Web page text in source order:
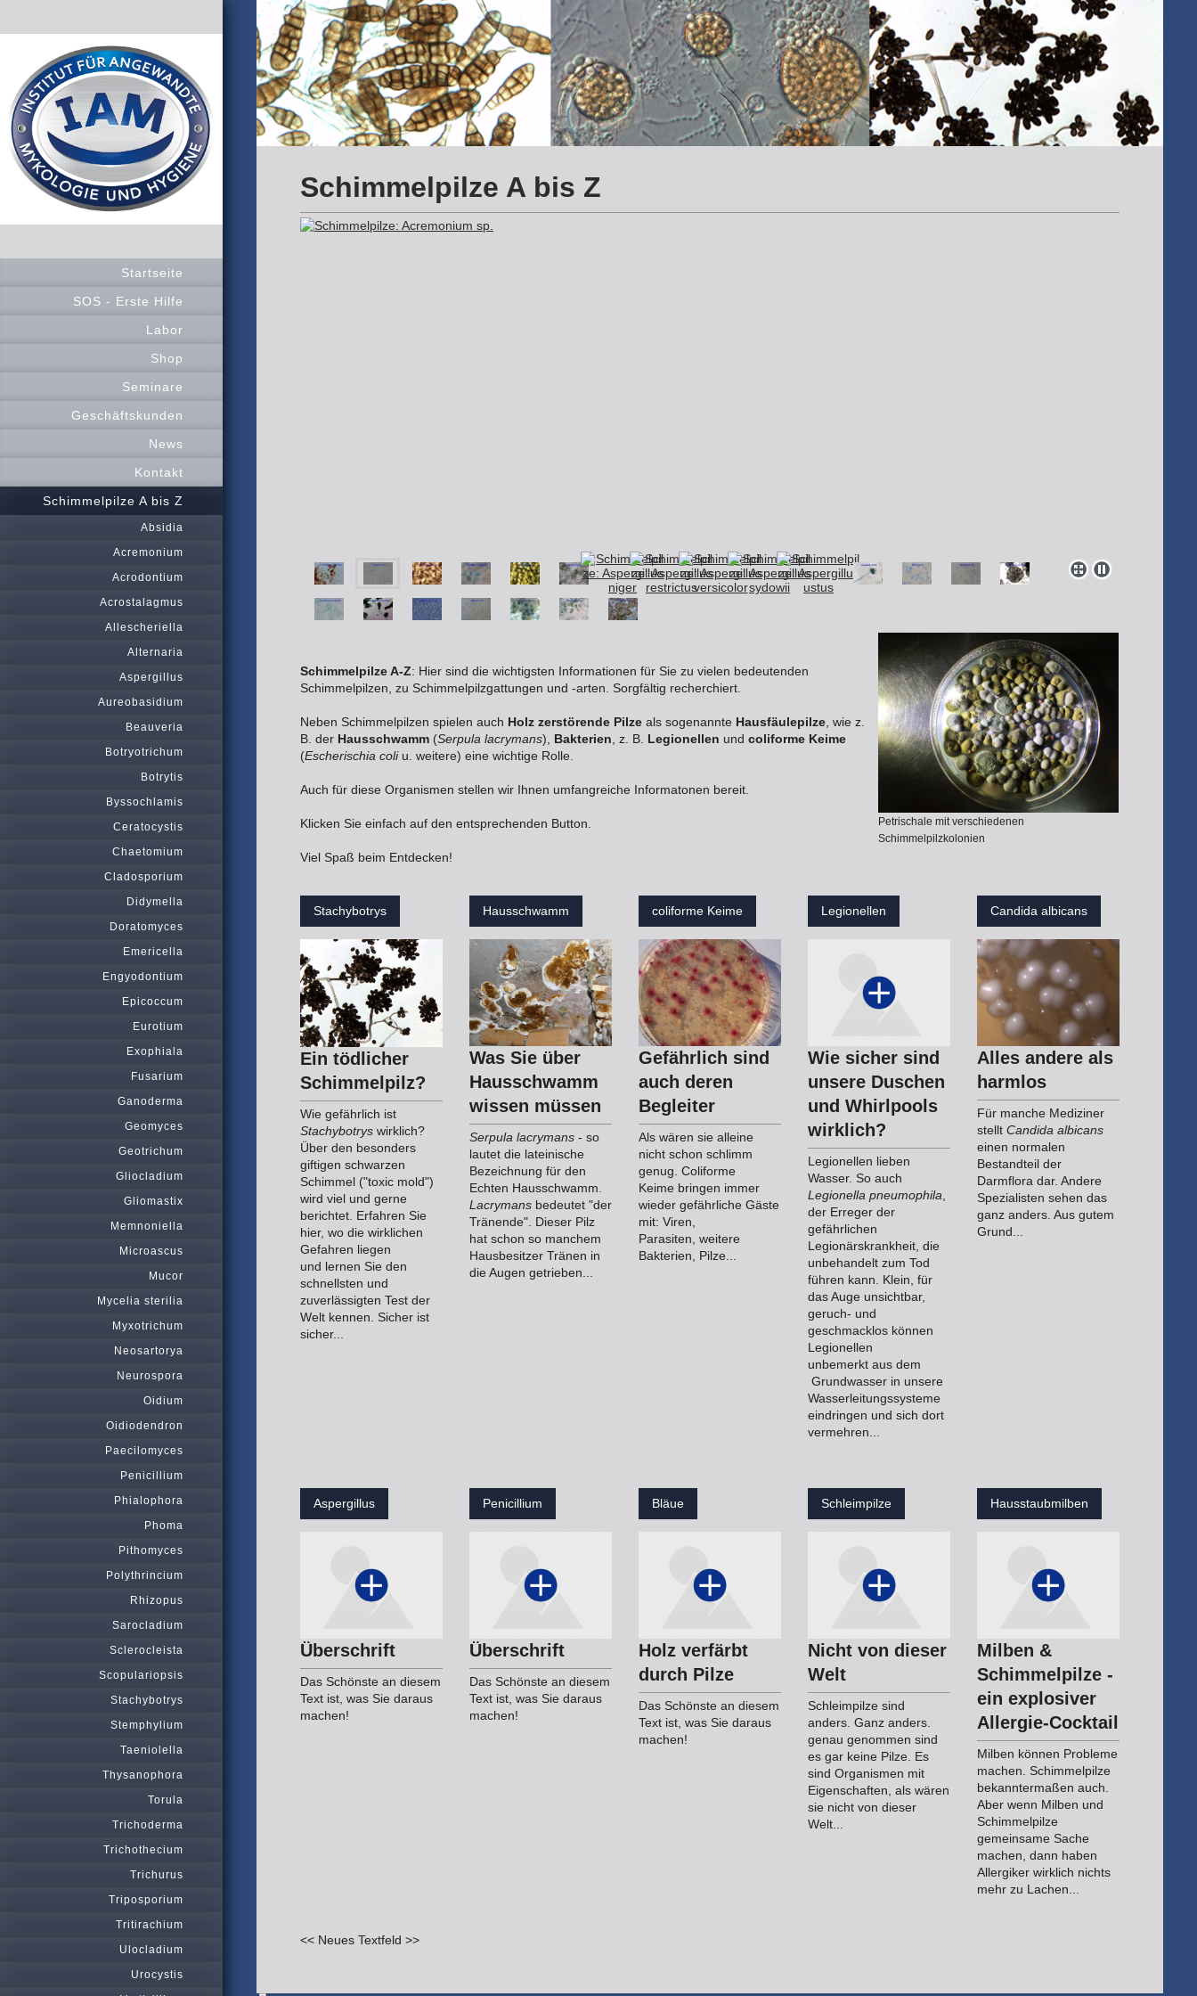
Startseite
SOS - Erste Hilfe
Labor
Shop
Seminare
Geschäftskunden
News
Kontakt
Schimmelpilze A bis Z
Absidia
Acremonium
Acrodontium
Acrostalagmus
Allescheriella
Alternaria
Aspergillus
Aureobasidium
Beauveria
Botryotrichum
Botrytis
Byssochlamis
Ceratocystis
Chaetomium
Cladosporium
Didymella
Doratomyces
Emericella
Engyodontium
Epicoccum
Eurotium
Exophiala
Fusarium
Ganoderma
Geomyces
Geotrichum
Gliocladium
Gliomastix
Memnoniella
Microascus
Mucor
Mycelia sterilia
Myxotrichum
Neosartorya
Neurospora
Oidium
Oidiodendron
Paecilomyces
Penicillium
Phialophora
Phoma
Pithomyces
Polythrincium
Rhizopus
Sarocladium
Sclerocleista
Scopulariopsis
Stachybotrys
Stemphylium
Taeniolella
Thysanophora
Torula
Trichoderma
Trichothecium
Trichurus
Triposporium
Tritirachium
Ulocladium
Urocystis
Schimmelpilze A bis Z
Petrischale mit verschiedenen
Schimmelpilzkolonien
Schimmelpilze A-Z: Hier sind die wichtigsten Informationen für Sie zu vielen bedeutenden
Schimmelpilzen, zu Schimmelpilzgattungen und -arten. Sorgfältig recherchiert.
Neben Schimmelpilzen spielen auch Holz zerstörende Pilze als sogenannte Hausfäulepilze , wie z.
B. der Hausschwamm (Serpula lacrymans), Bakterien , z. B. Legionellen und coliforme Keime
(Escherischia coliu. weitere) eine wichtige Rolle.
Auch für diese Organismen stellen wir Ihnen umfangreiche Informatonen bereit.
Klicken Sie einfach auf den entsprechenden Button.
Viel Spaß beim Entdecken!
Stachybotrys
Ein tödlicher
Schimmelpilz?
Wie gefährlich ist
Stachybotrys wirklich?
Über den besonders
giftigen schwarzen
Schimmel ("toxic mold")
wird viel und gerne
berichtet. Erfahren Sie
hier, wo die wirklichen
Gefahren liegen
und lernen Sie den
schnellsten und
zuverlässigten Test der
Welt kennen. Sicher ist
sicher...
Hausschwamm
Was Sie über
Hausschwamm
wissen müssen
Serpula lacrymans - so
lautet die lateinische
Bezeichnung für den
Echten Hausschwamm.
Lacrymans bedeutet "der
Tränende". Dieser Pilz
hat schon so manchem
Hausbesitzer Tränen in
die Augen getrieben...
coliforme Keime
Gefährlich sind
auch deren
Begleiter
Als wären sie alleine
nicht schon schlimm
genug. Coliforme
Keime bringen immer
wieder gefährliche Gäste
mit: Viren,
Parasiten, weitere
Bakterien, Pilze...
Legionellen
Wie sicher sind
unsere Duschen
und Whirlpools
wirklich?
Legionellen lieben
Wasser. So auch
Legionella pneumophila,
der Erreger der
gefährlichen
Legionärskrankheit, die
unbehandelt zum Tod
führen kann. Klein, für
das Auge unsichtbar,
geruch- und
geschmacklos können
Legionellen
unbemerkt aus dem
Grundwasser in unsere
Wasserleitungssysteme
eindringen und sich dort
vermehren...
Candida albicans
Alles andere als
harmlos
Für manche Mediziner
stellt Candida albicans
einen normalen
Bestandteil der
Darmflora dar. Andere
Spezialisten sehen das
ganz anders. Aus gutem
Grund...
Aspergillus
Überschrift
Das Schönste an diesem
Text ist, was Sie daraus
machen!
Penicillium
Überschrift
Das Schönste an diesem
Text ist, was Sie daraus
machen!
Bläue
Holz verfärbt
durch Pilze
Das Schönste an diesem
Text ist, was Sie daraus
machen!
Schleimpilze
Nicht von dieser
Welt
Schleimpilze sind
anders. Ganz anders.
genau genommen sind
es gar keine Pilze. Es
sind Organismen mit
Eigenschaften, als wären
sie nicht von dieser
Welt...
Hausstaubmilben
Milben &
Schimmelpilze -
ein explosiver
Allergie-Cocktail
Milben können Probleme
machen. Schimmelpilze
bekanntermaßen auch.
Aber wenn Milben und
Schimmelpilze
gemeinsame Sache
machen, dann haben
Allergiker wirklich nichts
mehr zu Lachen...
<< Neues Textfeld >>